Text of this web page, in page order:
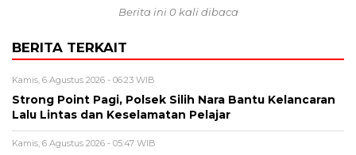
Berita ini 0 kali dibaca
BERITA TERKAIT
Kamis, 6 Agustus 2026 - 06:23 WIB
Strong Point Pagi, Polsek Silih Nara Bantu Kelancaran
Lalu Lintas dan Keselamatan Pelajar
Kamis, 6 Agustus 2026 - 05:47 WIB